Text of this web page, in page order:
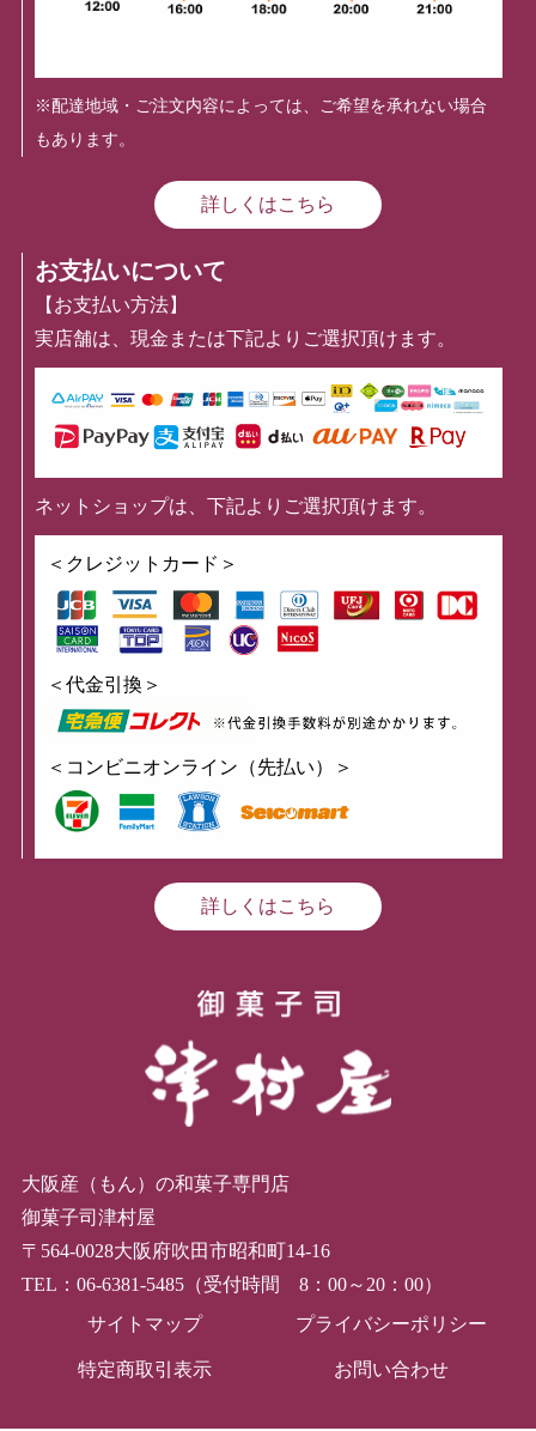
※配達地域・ご注文内容によっては、ご希望を承れない場合
もあります。
詳しくはこちら
お支払いについて
【お支払い方法】
実店舗は、現金または下記よりご選択頂けます。
ネットショップは、下記よりご選択頂けます。
＜クレジットカード＞
＜代金引換＞
＜コンビニオンライン（先払い）＞
詳しくはこちら
大阪産（もん）の和菓子専門店
御菓子司津村屋
〒564-0028大阪府吹田市昭和町14-16
TEL：06-6381-5485（受付時間 8：00～20：00）
サイトマップ
プライバシーポリシー
特定商取引表示 お問い合わせ